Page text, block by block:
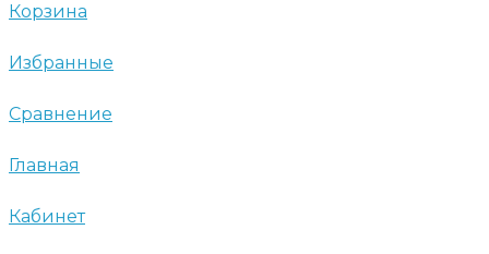
Корзина
Избранные
Сравнение
Главная
Кабинет